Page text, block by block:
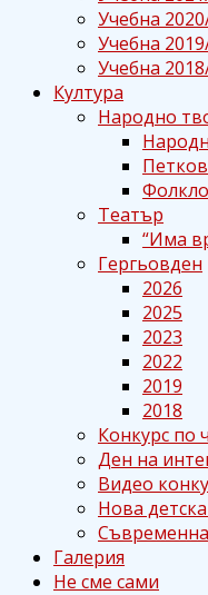
Учебна
Учебна
Учебна
Култура
Народно
Театър
“Има
Гергьовден
2026
2025
2023
2022
2019
2018
Конкурс по
Ден на
Видео
Нова
Съвременна
Галерия
Не сме сами